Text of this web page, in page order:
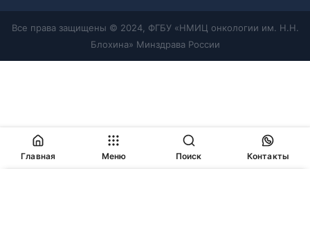
Все права защищены © 2024, ФГБУ «НМИЦ онкологии им. Н.Н.
Блохина» Минздрава России
Главная Меню Поиск Контакты